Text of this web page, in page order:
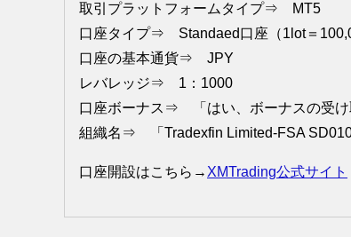
取引プラットフォームタイプ⇒ MT5
口座タイプ⇒ Standaed口座（1lot＝
口座の基本通貨⇒ JPY
レバレッジ⇒ 1：1000
口座ボーナス⇒ 「はい、ボーナスの受け
組織名⇒ 「Tradexfin Limited-FSA SD010
口座開設はこちら→ XMTrading公式サイト